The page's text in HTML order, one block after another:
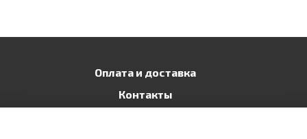
Оплата и доставка
Контакты